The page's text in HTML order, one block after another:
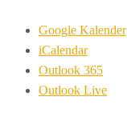
Google Kalender
iCalendar
Outlook 365
Outlook Live